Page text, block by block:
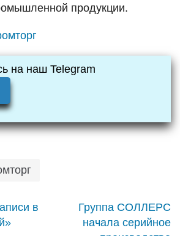
продукции.
на наш Telegram
в
Группа СОЛЛЕРС
начала серийное